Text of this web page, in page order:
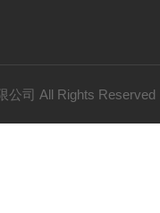
公司 All Rights